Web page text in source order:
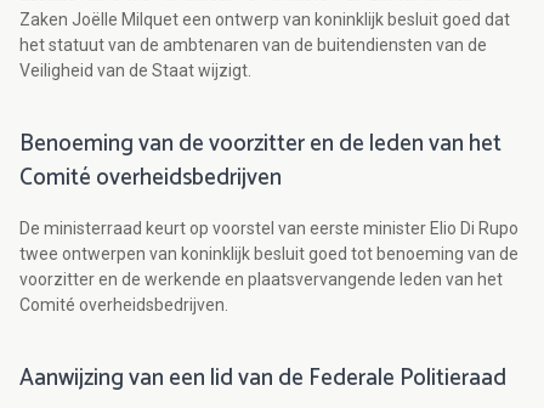
Zaken Joëlle Milquet een ontwerp van koninklijk besluit goed dat
het statuut van de ambtenaren van de buitendiensten van de
Veiligheid van de Staat wijzigt.
Benoeming van de voorzitter en de leden van het
Comité overheidsbedrijven
De ministerraad keurt op voorstel van eerste minister Elio Di Rupo
twee ontwerpen van koninklijk besluit goed tot benoeming van de
voorzitter en de werkende en plaatsvervangende leden van het
Comité overheidsbedrijven.
Aanwijzing van een lid van de Federale Politieraad